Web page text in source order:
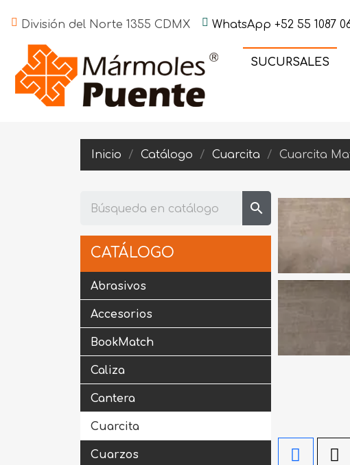
División del Norte 1355 CDMX WhatsApp +52 55 1087
SUCURSALES
Inicio Catálogo Cuarcita Cuarcita
search
CATÁLOGO
Abrasivos
Accesorios
BookMatch
Caliza
Cantera
Cuarcita
Cuarzos